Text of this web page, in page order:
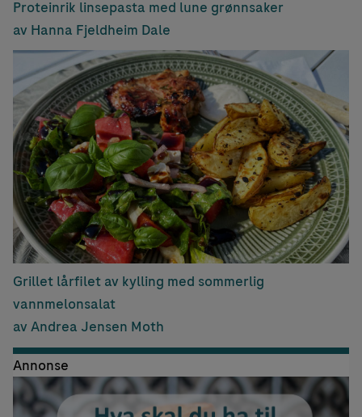
Proteinrik linsepasta med lune grønnsaker
av Hanna Fjeldheim Dale
Grillet lårfilet av kylling med sommerlig
vannmelonsalat
av Andrea Jensen Moth
Annonse